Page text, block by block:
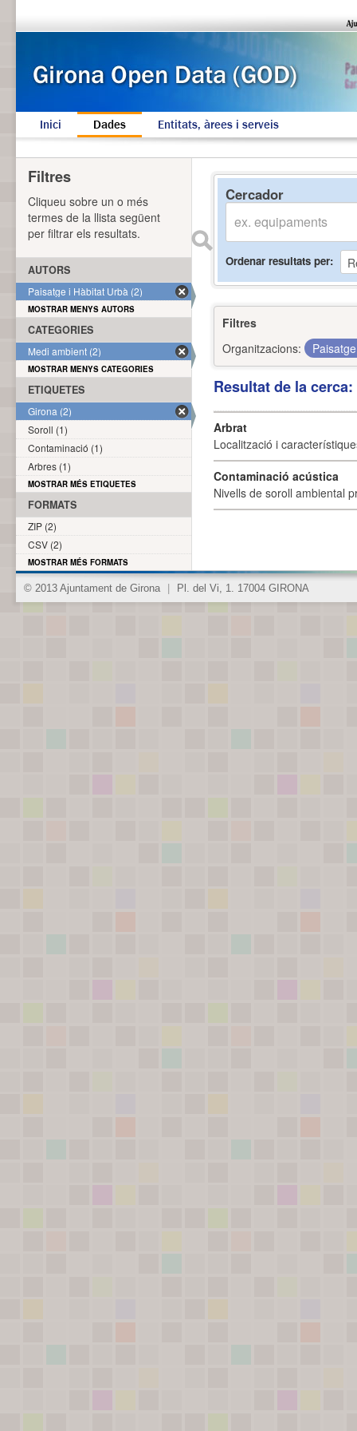
Inici Dades Entitats, àrees i serveis
Cercador
Ordenar resultats per
Filtres
Organitzacions:
Resultat de la
Arbrat
Localització i
Contaminació acústica
Nivells de soroll ambiental
Filtres
Cliqueu sobre un o més
termes de la llista següent
per filtrar els resultats.
AUTORS
Paisatge i Hàbitat Urbà (2)
MOSTRAR MENYS AUTORS
CATEGORIES
Medi ambient (2)
MOSTRAR MENYS CATEGORIES
ETIQUETES
Girona (2)
Soroll (1)
Contaminació (1)
Arbres (1)
MOSTRAR MÉS ETIQUETES
FORMATS
ZIP (2)
CSV (2)
MOSTRAR MÉS FORMATS
© 2013 Ajuntament de Girona Pl. del Vi, 1. 17004 GIRONA